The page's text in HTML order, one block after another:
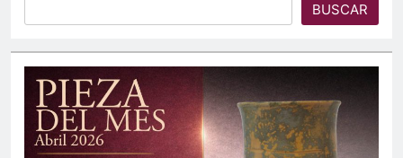
BUSCAR